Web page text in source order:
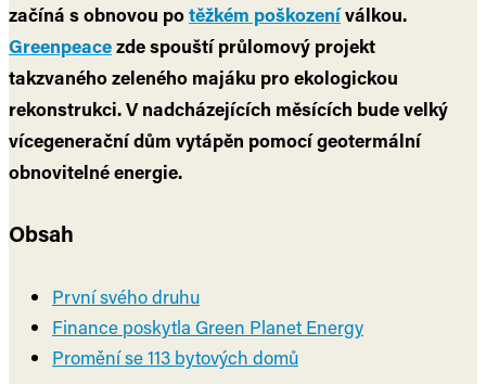
začíná s obnovou potěžkém poškozeníválkou.
Greenpeacezde spouští průlomový projekt
takzvaného zeleného majáku pro ekologickou
rekonstrukci. V nadcházejících měsících bude velký
vícegenerační dům vytápěn pomocí geotermální
obnovitelné energie.
Obsah
První svého druhu
Finance poskytla Green Planet Energy
Promění se 113 bytových domů